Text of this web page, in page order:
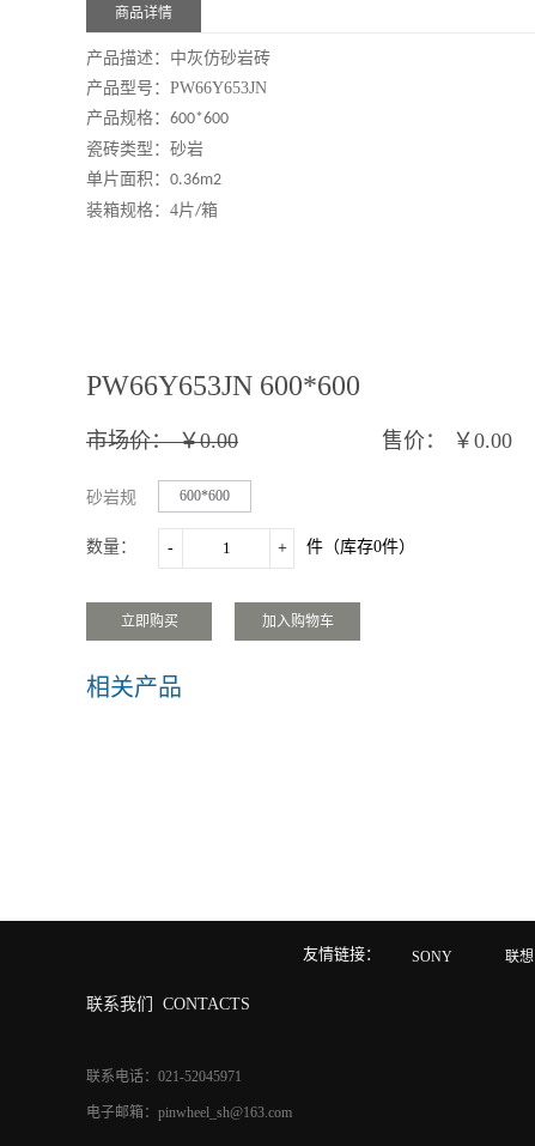
商品详情
产品描述：中灰仿砂岩砖
产品型号：PW66Y653JN
产品规格： 600*600
瓷砖类型： 砂岩
单片面积： 0.36m2
装箱规格： 4片/箱
PW66Y653JN 600*600
售价： ￥0.00
市场价： ￥0.00
砂岩规
格：
600*600
数量： - + 件（库存0件）
相关产品
友情链接： SONY 联想
联系我们 CONTACTS
联系电话：021-52045971
电子邮箱：pinwheel_sh@163.com